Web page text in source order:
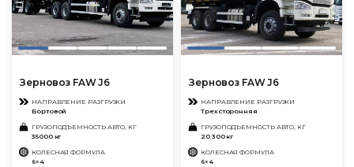
Зерновoз FAW J6
НАПРАВЛЕНИЕ РАЗГРУЗКИ
Бортовой
ГРУЗОПОДЪЕМНОСТЬ АВТО, КГ
35000 кг
КОЛЕСНАЯ ФОРМУЛА
6×4
Зерновoз FAW J6
НАПРАВЛЕНИЕ РАЗГРУЗКИ
Трехсторонняя
ГРУЗОПОДЪЕМНОСТЬ АВТО, КГ
20 300 кг
КОЛЕСНАЯ ФОРМУЛА
6×4